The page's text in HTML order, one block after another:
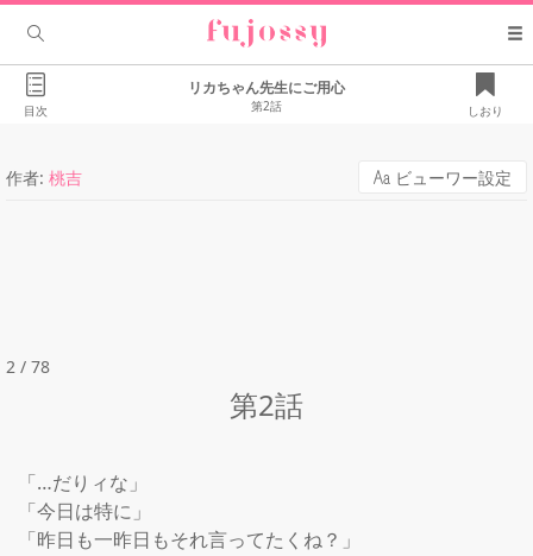
目次
リカちゃん先生にご用心
第2話 しおり
作者: 桃吉 ビューワー設定
2 / 78
第2話
「…だりィな」
「今日は特に」
「昨日も一昨日もそれ言ってたくね？」